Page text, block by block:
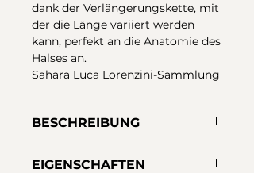
dank der Verlängerungskette, mit
der die Länge variiert werden
kann, perfekt an die Anatomie des
Halses an.
Sahara Luca Lorenzini-Sammlung
BESCHREIBUNG
plattiert mit 18 Karat Gold,
EIGENSCHAFTEN